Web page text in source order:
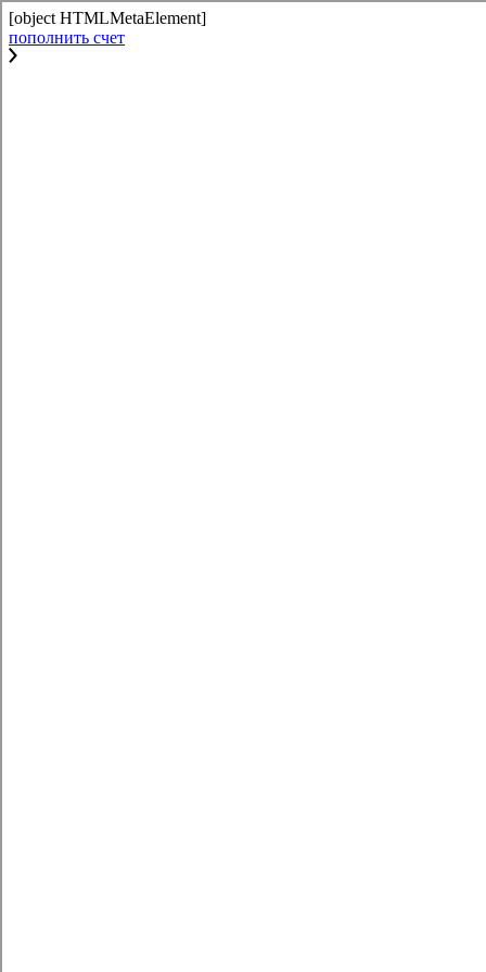
[object HTMLMetaElement]
пополнить счет